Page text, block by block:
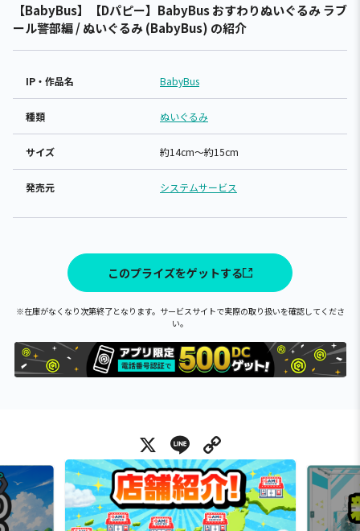
【BabyBus】【Dパピー】BabyBus おすわりぬいぐるみ ラブ
ール警部編 / ぬいぐるみ (BabyBus) の紹介
IP・作品名 BabyBus
種類 ぬいぐるみ
サイズ 約14cm～約15cm
発売元 システムサービス
このプライズをゲットする
※在庫がなくなり次第終了となります。サービスサイトで実際の取り扱いを確認してくださ
い。
X Line